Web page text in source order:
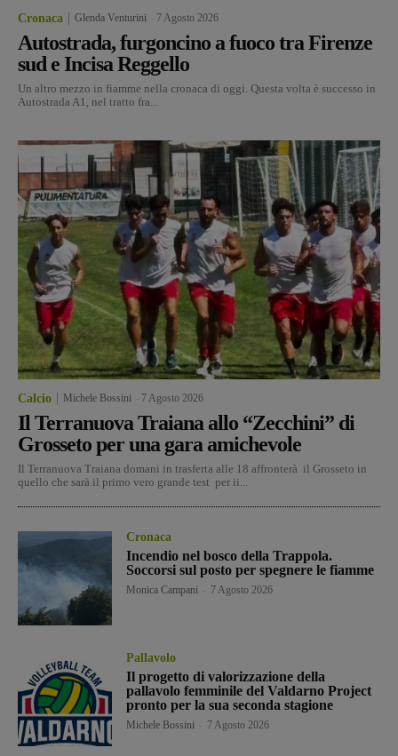
Cronaca Glenda Venturini 7 Agosto 2026
Autostrada, furgoncino a fuoco tra Firenze
sud e Incisa Reggello
Un altro mezzo in fiamme nella cronaca di oggi. Questa volta è successo in
Autostrada A1, nel tratto fra...
Calcio Michele Bossini 7 Agosto 2026
Il Terranuova Traiana allo “Zecchini” di
Grosseto per una gara amichevole
Il Terranuova Traiana domani in trasferta alle 18 affronterà il Grosseto in
quello che sarà il primo vero grande test per ii...
Cronaca
Incendio nel bosco della Trappola.
Soccorsi sul posto per spegnere le fiamme
Monica Campani 7 Agosto 2026
Pallavolo
Il progetto di valorizzazione della
pallavolo femminile del Valdarno Project
pronto per la sua seconda stagione
Michele Bossini 7 Agosto 2026